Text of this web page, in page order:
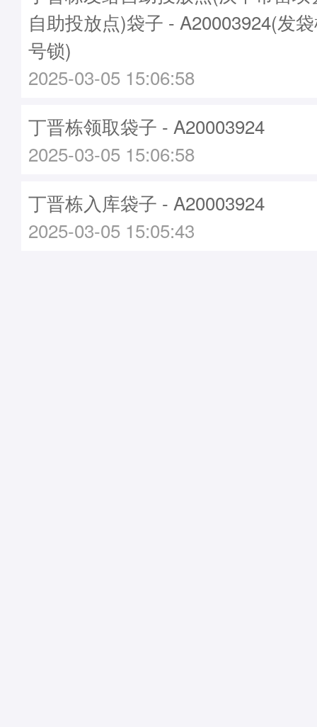
自助投放点)袋子 - A20003924(发
号锁)
2025-03-05 15:06:58
丁晋栋领取袋子 - A20003924
2025-03-05 15:06:58
丁晋栋入库袋子 - A20003924
2025-03-05 15:05:43